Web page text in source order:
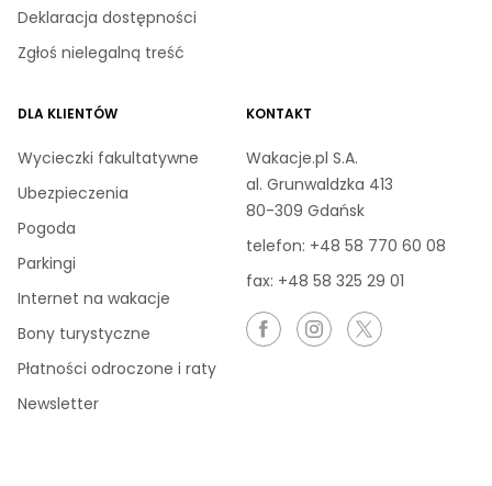
Deklaracja dostępności
Zgłoś nielegalną treść
DLA KLIENTÓW
Wycieczki fakultatywne
Ubezpieczenia
Pogoda
Parkingi
Internet na wakacje
Bony turystyczne
Płatności odroczone i raty
Newsletter
KONTAKT
Wakacje.pl S.A.
al. Grunwaldzka 413
80-309 Gdańsk
telefon: +48 58 770 60 08
fax: +48 58 325 29 01